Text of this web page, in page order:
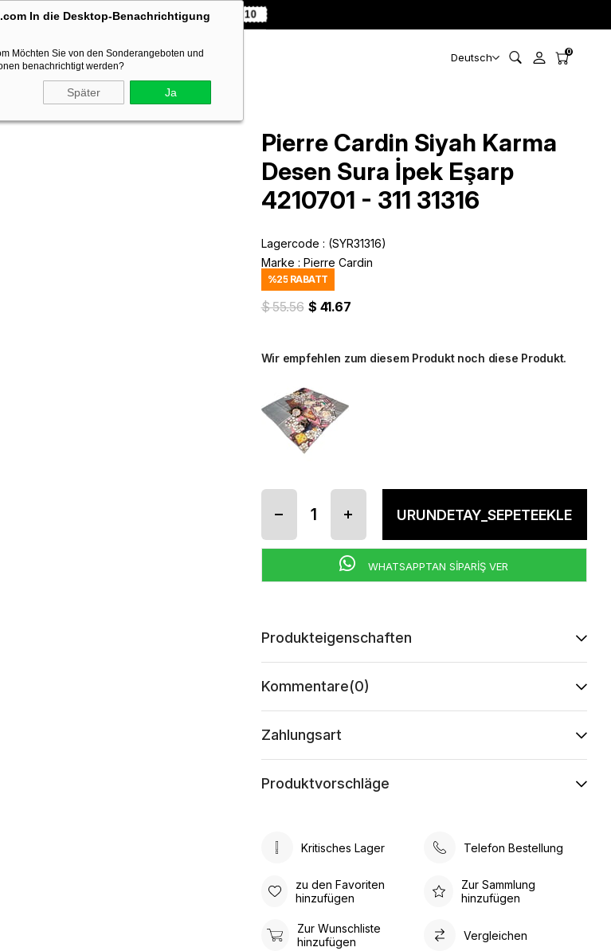
In die Desktop-Benachrichtigung
Möchten Sie von den Sonderangeboten und
benachrichtigt werden?
Später Ja
auf Ihre erste Bestellung! CODE:SEYRA10
Deutsch 0
Sura İpek Eşarp 4210701 - 311 31316
Pierre Cardin Siyah Karma
Desen Sura İpek Eşarp
4210701 - 311 31316
Lagercode
(SYR31316)
Marke : Pierre Cardin
%25 RABATT
$ 55.56 $ 41.67
Wir empfehlen zum diesem Produkt noch diese Produkt.
WHATSAPPTAN SİPARİŞ VER
Produkteigenschaften
Kommentare(0)
Zahlungsart
Produktvorschläge
Kritisches Lager Telefon Bestellung
zu den Favoriten
hinzufügen
Zur Sammlung
hinzufügen
Zur Wunschliste
hinzufügen
Vergleichen